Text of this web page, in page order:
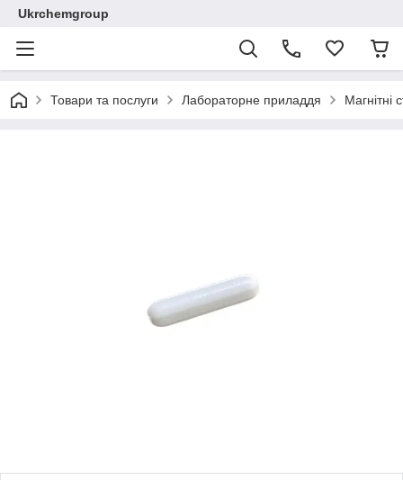
Ukrchemgroup
Товари та послуги Лабораторне приладдя Магнітні